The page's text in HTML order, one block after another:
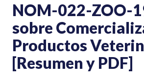
NOM-022-ZOO-
sobre
Productos
[Resumen y PDF]